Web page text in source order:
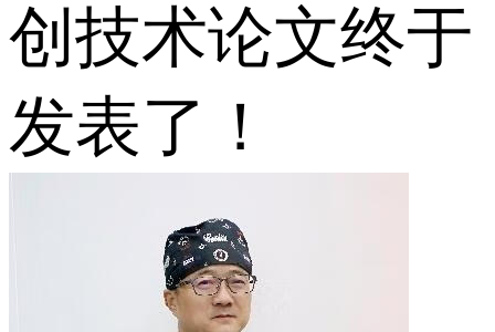
创技术论文终于
发表了！